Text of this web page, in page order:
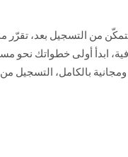
من التسجيل بعد، تقرّر
لمدة ٤٨ ساعة إضافية، ابدأ أولى
بالكامل، التسجيل